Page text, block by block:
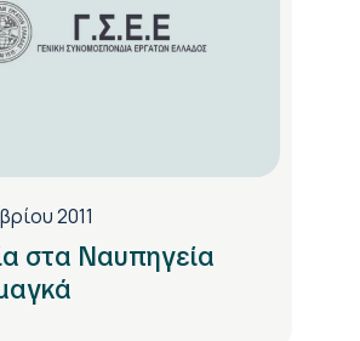
2011
στα Ναυπηγεία